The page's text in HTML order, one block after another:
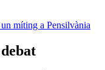
míting a Pensilvània